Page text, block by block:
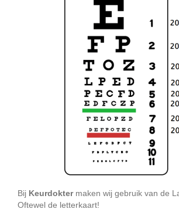
Bij Keurdoktermaken wij gebruik van de
Oftewel de letterkaart!